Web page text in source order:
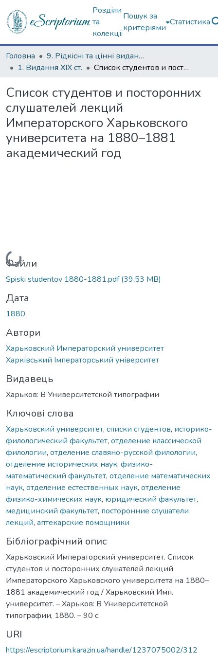
Розділи
та
колекції
Пошук за
критеріями
Статистика
Головна
9. Рідкісні та цінні видання
1. Видання ХІХ ст.
Список студентов и посторонних слушателей лекций Императорского Харьковского университета на 1880–1881 академический год
Список студентов и посторонних
слушателей лекций
Императорского Харьковского
университета на 1880–1881
академический год
Вантажиться...
Файли
Spiski studentov 1880-1881.pdf(39,53 MB)
Дата
1880
Автори
Харьковский Императорский университет
Харківський Імператорський університет
Видавець
Харьков: В Университетской типографии
Ключові слова
Харьковский университет, списки студентов, историко-
филологический факультет, отделение классической
филологии, отделение славяно-русской филологии,
отделение исторических наук, физико-
математический факультет, отделение математических
наук, отделение естественных наук, отделение
физико-химических наук, юридический факультет,
медицинский факультет, посторонние слушатели
лекций, аптекарские помощники
Бібліографічний опис
Харьковский Императорский университет. Список
студентов и посторонних слушателей лекций
Императорского Харьковского университета на 1880–
1881 академический год / Харьковский Имп.
университет. – Харьков: В Университетской
типографии, 1880. – 90 с.
URI
https://escriptorium.karazin.ua/handle/1237075002/312